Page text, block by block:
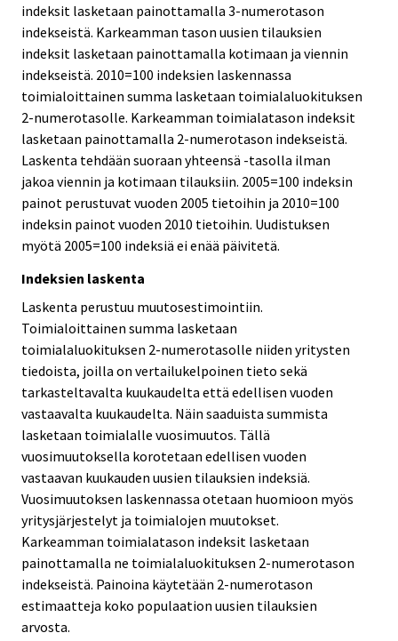
indeksit lasketaan painottamalla 3-numerotason
indekseistä. Karkeamman tason uusien tilauksien
indeksit lasketaan painottamalla kotimaan ja viennin
indekseistä. 2010=100 indeksien laskennassa
toimialoittainen summa lasketaan toimialaluokituksen
2-numerotasolle. Karkeamman toimialatason indeksit
lasketaan painottamalla 2-numerotason indekseistä.
Laskenta tehdään suoraan yhteensä -tasolla ilman
jakoa viennin ja kotimaan tilauksiin. 2005=100 indeksin
painot perustuvat vuoden 2005 tietoihin ja 2010=100
indeksin painot vuoden 2010 tietoihin. Uudistuksen
myötä 2005=100 indeksiä ei enää päivitetä.
Indeksien laskenta
Laskenta perustuu muutosestimointiin.
Toimialoittainen summa lasketaan
toimialaluokituksen 2-numerotasolle niiden yritysten
tiedoista, joilla on vertailukelpoinen tieto sekä
tarkasteltavalta kuukaudelta että edellisen vuoden
vastaavalta kuukaudelta. Näin saaduista summista
lasketaan toimialalle vuosimuutos. Tällä
vuosimuutoksella korotetaan edellisen vuoden
vastaavan kuukauden uusien tilauksien indeksiä.
Vuosimuutoksen laskennassa otetaan huomioon myös
yritysjärjestelyt ja toimialojen muutokset.
Karkeamman toimialatason indeksit lasketaan
painottamalla ne toimialaluokituksen 2-numerotason
indekseistä. Painoina käytetään 2-numerotason
estimaatteja koko populaation uusien tilauksien
arvosta.